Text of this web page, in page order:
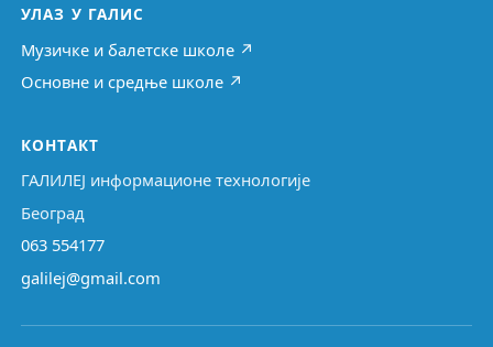
УЛАЗ У ГАЛИС
Музичке и балетске школе ↗
Основне и средње школе ↗
КОНТАКТ
ГАЛИЛЕЈ информационе технологије
Београд
063 554177
galilej@gmail.com